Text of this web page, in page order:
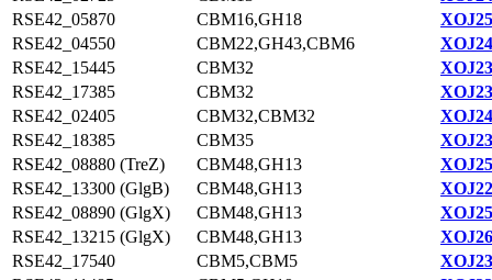
RSE42_05870
CBM16,GH18
RSE42_04550
CBM22,GH43,CBM6
RSE42_15445
CBM32
RSE42_17385
CBM32
RSE42_02405
CBM32,CBM32
RSE42_18385
CBM35
RSE42_08880 (TreZ)
CBM48,GH13
RSE42_13300 (GlgB)
CBM48,GH13
RSE42_08890 (GlgX)
CBM48,GH13
RSE42_13215 (GlgX)
CBM48,GH13
RSE42_17540
CBM5,CBM5